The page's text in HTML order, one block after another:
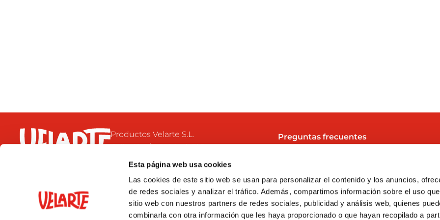
Esta página web usa cookies
Las cookies de este sitio web se usan para personalizar el contenido y los anuncios,
de redes sociales y analizar el tráfico. Además, compartimos información sobre el uso
sitio web con nuestros partners de redes sociales, publicidad y análisis web, quienes
combinarla con otra información que les haya proporcionado o que hayan recopilado a
Productos Velarte S.L.
Calle 42, s/n. Pol. Ind. El Bony
46470 Catarroja
+34 96 126 71 32
velarte@velarte.com
Preguntas frecuentes
Contacto
Trabaja con nosotros